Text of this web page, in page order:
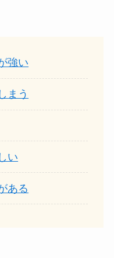
強い
まう
い
ある